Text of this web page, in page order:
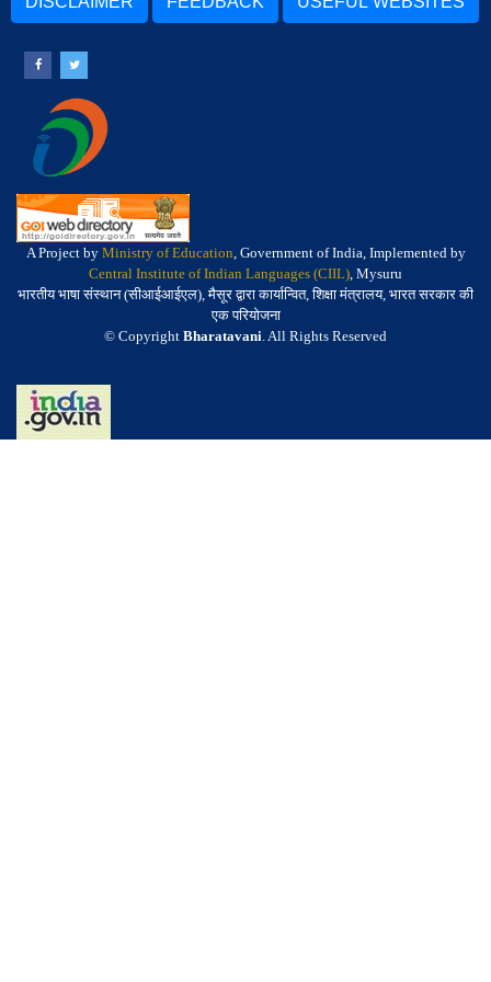
A Project by Ministry of Education, Government of India, Implemented by
Central Institute of Indian Languages (CIIL), Mysuru
भारतीय भाषा संस्थान (सीआईआईएल), मैसूर द्वारा कार्यान्वित, शिक्षा मंत्रालय, भारत सरकार की
एक परियोजना
© Copyright Bharatavani. All Rights Reserved